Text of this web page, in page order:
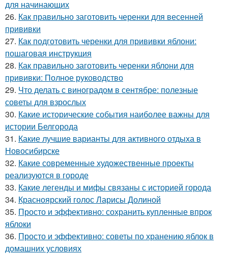
для начинающих
26. Как правильно заготовить черенки для весенней
прививки
27. Как подготовить черенки для прививки яблони:
пошаговая инструкция
28. Как правильно заготовить черенки яблони для
прививки: Полное руководство
29. Что делать с виноградом в сентябре: полезные
советы для взрослых
30. Какие исторические события наиболее важны для
истории Белгорода
31. Какие лучшие варианты для активного отдыха в
Новосибирске
32. Какие современные художественные проекты
реализуются в городе
33. Какие легенды и мифы связаны с историей города
34. Красноярский голос Ларисы Долиной
35. Просто и эффективно: сохранить купленные впрок
яблоки
36. Просто и эффективно: советы по хранению яблок в
домашних условиях